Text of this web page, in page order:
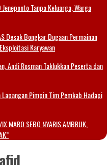
Jeneponto Tanpa Keluarga, Warga
Desak Bongkar Dugaan Permainan
Karyawan
Andi Rosman Taklukkan Peserta dan
Pimpin Tim Pemkab Hadapi
MARO SEBO NYARIS AMBRUK,